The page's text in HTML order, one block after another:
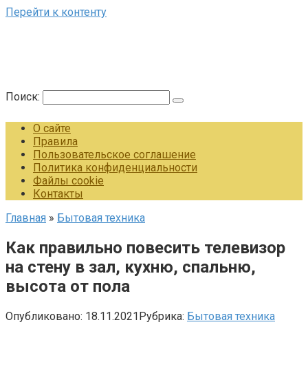
Перейти к контенту
Поиск:
О сайте
Правила
Пользовательское соглашение
Политика конфиденциальности
Файлы cookie
Контакты
Главная » Бытовая техника
Как правильно повесить телевизор
на стену в зал, кухню, спальню,
высота от пола
Опубликовано: 18.11.2021Рубрика: Бытовая техника